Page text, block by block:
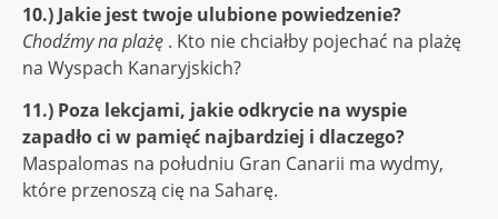
10.) Jakie jest twoje ulubione powiedzenie?
Chodźmy na plażę . Kto nie chciałby pojechać na plażę
na Wyspach Kanaryjskich?
11.) Poza lekcjami, jakie odkrycie na wyspie
zapadło ci w pamięć najbardziej i dlaczego?
Maspalomas na południu Gran Canarii ma wydmy,
które przenoszą cię na Saharę.